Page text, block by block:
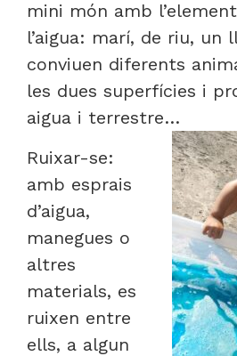
mini món amb
l’aigua: marí, de riu, un
conviuen diferents
les dues superfícies i
aigua i terrestre…
Ruixar-se:
amb esprais
d’aigua,
manegues o
altres
materials, es
ruixen entre
ells, a algun